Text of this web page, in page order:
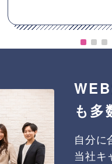
も多
自分に
当社キ